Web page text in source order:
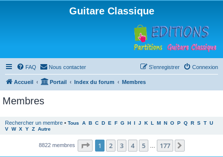
Guitare Classique
FAQ Nous contacter Connexion
S’enregistrer
Accueil Portail Index du forum Membres
Membres
Rechercher un membre • Tous A B C D E F G H I J K L M N O P Q R S T U
V W X Y Z Autre
8822 membres Page 1sur177
1 2 3 4 5 177